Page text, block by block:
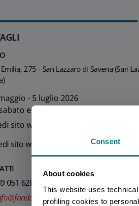
Consent
About cookies
This website uses
profiling cookies to
275 - San Lazzaro di Savena (San
- 5 luglio 2026
e domenica
sito web
sito web
051 6288300